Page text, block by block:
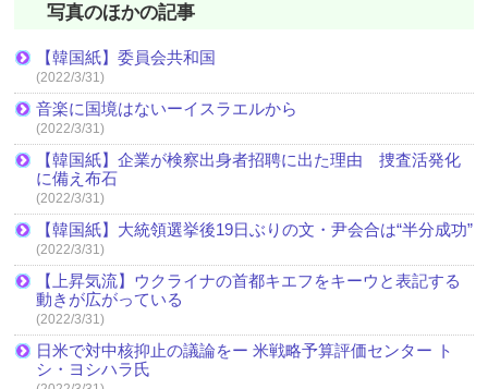
写真のほかの記事
【韓国紙】委員会共和国
(2022/3/31)
音楽に国境はないーイスラエルから
(2022/3/31)
【韓国紙】企業が検察出身者招聘に出た理由 捜査活発化
に備え布石
(2022/3/31)
【韓国紙】大統領選挙後19日ぶりの文・尹会合は“半分成功”
(2022/3/31)
【上昇気流】ウクライナの首都キエフをキーウと表記する
動きが広がっている
(2022/3/31)
日米で対中核抑止の議論をー 米戦略予算評価センター ト
シ・ヨシハラ氏